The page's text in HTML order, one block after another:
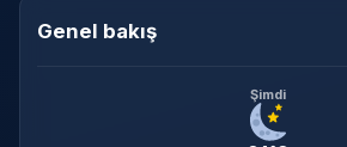
Genel bakış
Şimdi